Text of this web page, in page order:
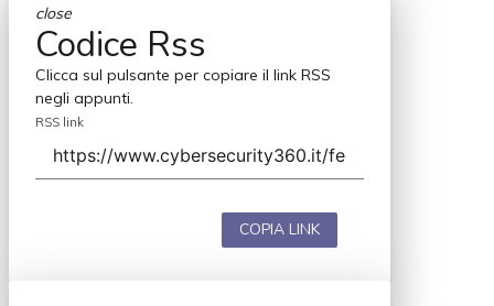
close
Codice Rss
Clicca sul pulsante per copiare il link RSS
negli appunti.
RSS link
COPIA LINK